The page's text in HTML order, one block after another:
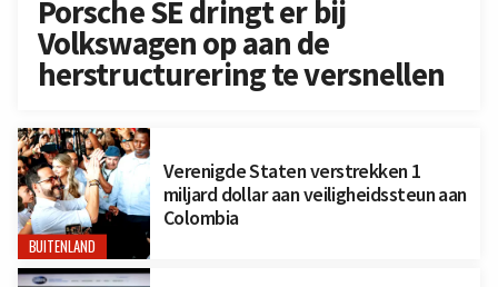
Porsche SE dringt er bij
Volkswagen op aan de
herstructurering te versnellen
BUITENLAND
Verenigde Staten verstrekken 1
miljard dollar aan veiligheidssteun aan
Colombia